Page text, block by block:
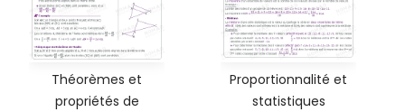
Théorèmes et
propriétés de
Proportionnalité et
statistiques